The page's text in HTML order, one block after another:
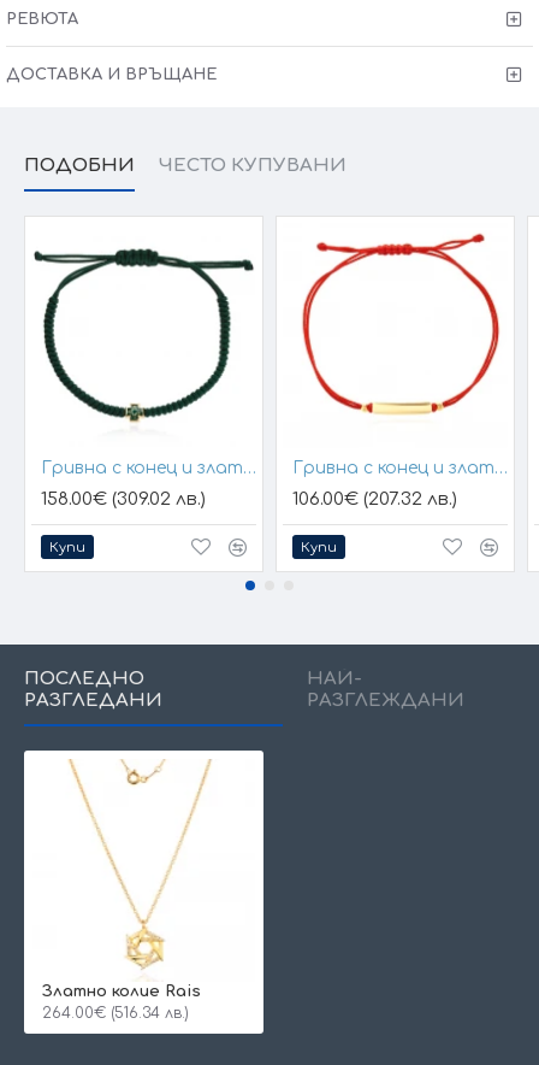
Тегло: 1,76 гр за размер 40+2см
Колието може да бъде изработено и по-ваш
размер (запишете в забележки към поръчката)
Kрайната цена и теглото може да варират тъй като
При онлайн поръчка, ще се свържем с вас, за да уточним
всички характеристики и изисквания за изработката.
РЕВЮТА
ДОСТАВКА И ВРЪЩАНЕ
ПОДОБНИ ЧЕСТО КУПУВАНИ
Гривна с конец и златен елемент кръст
158.00€ (309.02 лв.)
Купи
Гривна с конец и златна плочка за гравиране
106.00€ (207.32 лв.)
Купи
ПОСЛЕДНО
РАЗГЛЕДАНИ
НАЙ-
РАЗГЛЕЖДАНИ
Златно колие Rais
264.00€ (516.34 лв.)